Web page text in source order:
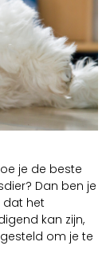
je de beste
Dan ben je
dat het
kan zijn,
om je te